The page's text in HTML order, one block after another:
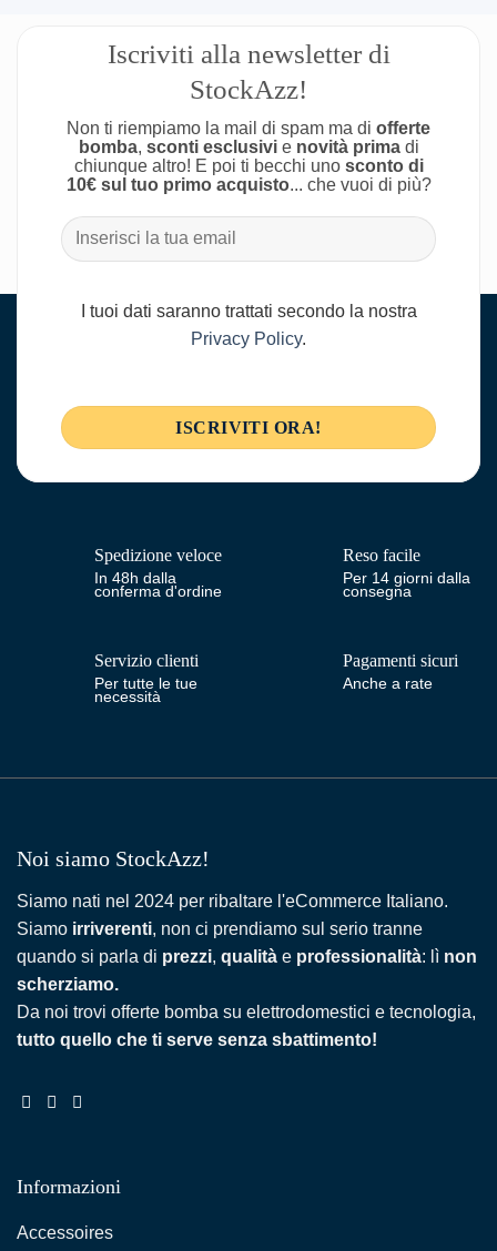
Iscriviti alla newsletter di
StockAzz!
Non ti riempiamo la mail di spam ma di offerte
bomba, sconti esclusivie novità primadi
chiunque altro! E poi ti becchi uno sconto di
10€ sul tuo primo acquisto... che vuoi di più?
I tuoi dati saranno trattati secondo la nostra
Privacy Policy.
Spedizione veloce
In 48h dalla
conferma d'ordine
Reso facile
Per 14 giorni dalla
consegna
Servizio clienti
Per tutte le tue
necessità
Pagamenti sicuri
Anche a rate
Noi siamo StockAzz!
Siamo nati nel 2024 per ribaltare l'eCommerce Italiano.
Siamo irriverenti, non ci prendiamo sul serio tranne
quando si parla di prezzi, qualità e professionalità: lì non
scherziamo.
Da noi trovi offerte bomba su elettrodomestici e tecnologia,
tutto quello che ti serve senza sbattimento!
Informazioni
Accessoires